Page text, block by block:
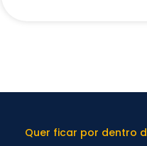
Quer ficar por dentro